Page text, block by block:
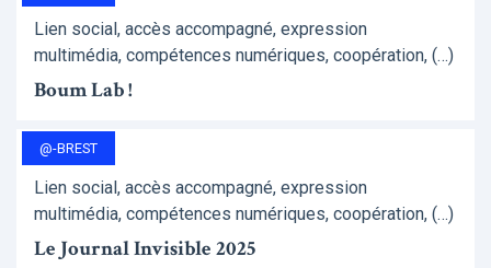
Lien social, accès accompagné, expression
multimédia, compétences numériques, coopération, (…)
Boum Lab !
@-BREST
Lien social, accès accompagné, expression
multimédia, compétences numériques, coopération, (…)
Le Journal Invisible 2025